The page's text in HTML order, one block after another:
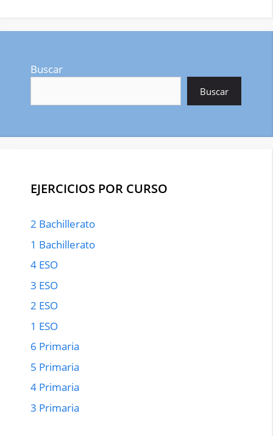
Buscar
Buscar
EJERCICIOS POR CURSO
2 Bachillerato
1 Bachillerato
4 ESO
3 ESO
2 ESO
1 ESO
6 Primaria
5 Primaria
4 Primaria
3 Primaria